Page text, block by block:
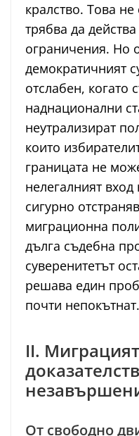
кралство. Това
трябва да
ограничения. Но
демократичният
отслабен, когато
наднационални
неутрализират
които
границата не
нелегалният
сигурно
миграционна
дълга съдебна
суверенитетът
решава един
почти непокътнат.
II.
От свободно